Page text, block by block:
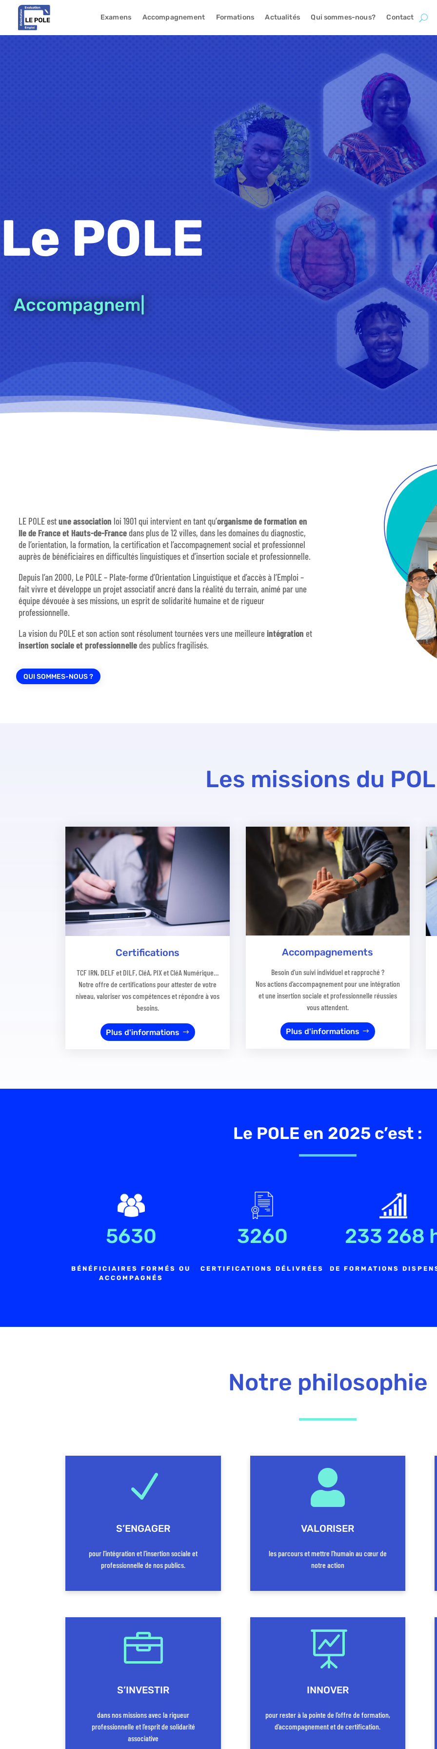
Examens Accompagnement Formations Actualités Qui sommes-nous? Contact
Le POLE
Insert|
LE POLE estune association loi 1901 qui intervient en tant qu’organisme de formation en
Ile de France et Hauts-de-Francedans plus de 12 villes, dans les domaines du diagnostic,
de l’orientation, la formation, la certification et l’accompagnement social et professionnel
auprès de bénéficiaires en difficultés linguistiques et d’insertion sociale et professionnelle.
Depuis l’an 2000, Le POLE – Plate-forme d’Orientation Linguistique et d’accès à l’Emploi –
fait vivre et développe un projet associatif ancré dans la réalité du terrain, animé par une
équipe dévouée à ses missions, un esprit de solidarité humaine et de rigueur
professionnelle.
La vision du POLE et son action sont résolument tournées vers une meilleureintégration et
insertion sociale et professionnelledes publics fragilisés.
QUI SOMMES-NOUS ?
Les missions du
Certifications
TCF IRN, DELF et DILF, CléA, PIX et CléA Numérique…
Notre offre de certifications pour attester de votre
niveau, valoriser vos compétences et répondre à vos
besoins.
Plus d'informations
Accompagnements
Besoin d’un suivi individuel et rapproché ?
Nos actions d’accompagnement pour une intégration
et une insertion sociale et professionnelle réussies
vous attendent.
Plus d'informations
Le POLE en 2025 c’est :
5630
BÉNÉFICIAIRES FORMÉS OU
ACCOMPAGNÉS
3260
CERTIFICATIONS DÉLIVRÉES
233 268
DE FORMATIONS
Notre philosophie
N
S’ENGAGER
pour l’intégration et l’insertion sociale et
professionnelle de nos publics.

VALORISER
les parcours et mettre l’humain au cœur de
notre action

S’INVESTIR
dans nos missions avec la rigueur
professionnelle et l’esprit de solidarité
associative

INNOVER
pour rester à la pointe de l’offre de formation,
d’accompagnement et de certification.